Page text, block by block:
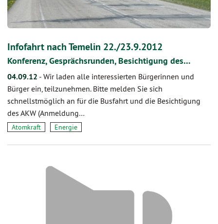
Infofahrt nach Temelin 22./23.9.2012
Konferenz, Gesprächsrunden, Besichtigung des…
04.09.12 - Wir laden alle interessierten Bürgerinnen und
Bürger ein, teilzunehmen. Bitte melden Sie sich
schnellstmöglich an für die Busfahrt und die Besichtigung
des AKW (Anmeldung…
Atomkraft Energie